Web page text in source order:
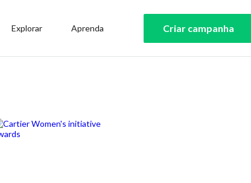
Explorar Aprenda Criar campanha